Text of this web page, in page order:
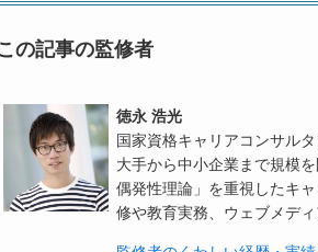
の記事の監修者
徳永 浩光
国家資格キャリアコンサル
大手から中小企業まで規模
偶発性理論」を重視したキ
修や教育実務、ウェブメデ